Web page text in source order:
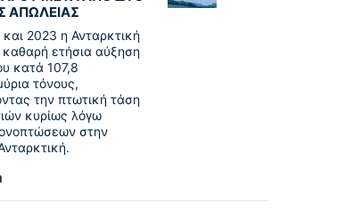
ΑΠΩΛΕΙΑΣ
2023 η Ανταρκτική
ετήσια αύξηση
κατά 107,8
τόνους,
την πτωτική τάση
κυρίως λόγω
στην